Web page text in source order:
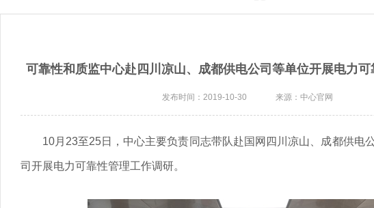
可靠性和质监中心赴四川凉山、成都供电公司等单位开展电力
发布时间：2019-10-30 来源：中心官网
10月23至25日，中心主要负责同志带队赴国网四川凉山、成都供电
司开展电力可靠性管理工作调研。